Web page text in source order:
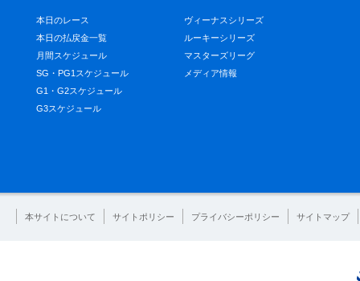
本日のレース
本日の払戻金一覧
月間スケジュール
SG・PG1スケジュール
G1・G2スケジュール
G3スケジュール
ヴィーナスシリーズ
ルーキーシリーズ
マスターズリーグ
メディア情報
本サイトについて サイトポリシー プライバシーポリシー サイトマップ